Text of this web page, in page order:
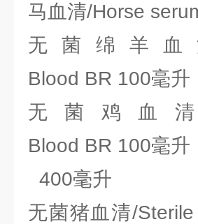
马血清/Horse
无菌绵羊血清
Blood BR 100毫升
无菌鸡血清/
Blood BR 100毫升
400毫升
无菌猪血清/